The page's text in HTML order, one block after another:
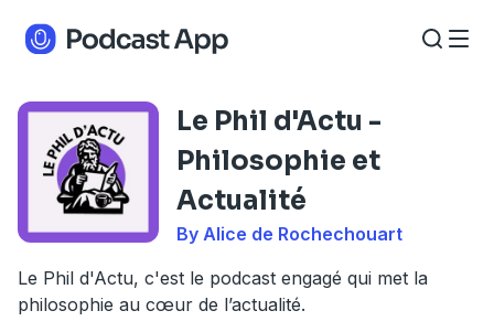
Le Phil d'Actu -
Philosophie et
Actualité
By Alice de Rochechouart
Le Phil d'Actu, c'est le podcast engagé qui met la
philosophie au cœur de l’actualité.